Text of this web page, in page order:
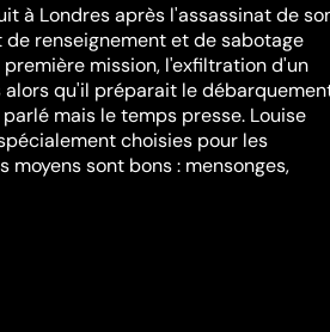
à Londres après l'assassinat de
de renseignement et de sabotage
mission, l'exfiltration d'un
qu'il préparait le
mais le temps presse. Louise
choisies pour les
sont bons : mensonges,